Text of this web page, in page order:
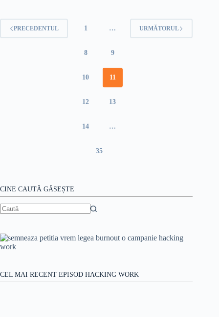
Softvision.
Noile
PRECEDENTUL 1 …
8 9
10 11
12 13
14 …
35
URMĂTORUL
CINE CAUTĂ GĂSEȘTE
CEL MAI RECENT EPISOD HACKING WORK